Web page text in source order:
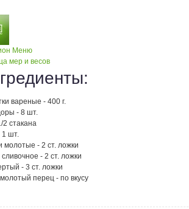
Меню
мер и весов
вареные - 400 г.
- 8 шт.
2 стакана
1 шт.
молотые - 2 ст. ложки
- 2 ст. ложки
- 3 ст. ложки
перец - по вкусу